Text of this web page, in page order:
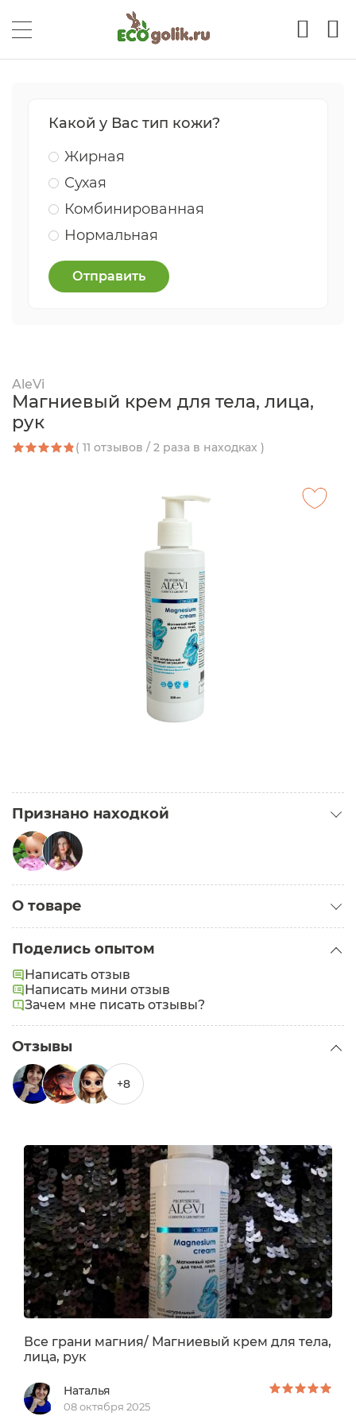
Какой у Вас тип кожи?
Жирная
Сухая
Комбинированная
Нормальная
Отправить
AleVi
Магниевый крем для тела, лица,
рук
( 11 отзывов / 2 раза в находках )
Признано находкой
Находка для комбинированной кожи
cosmo_real
0/ 250
О товаре
Поделись опытом
Написать отзыв
Написать мини отзыв
Зачем мне писать отзывы?
Отзывы
+8
Все грани магния/ Магниевый крем для тела,
лица, рук
Наталья
08 октября 2025